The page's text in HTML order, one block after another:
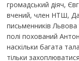
громадський діяч,
вчений, член НТШ,
письменників
полі похований
наскільки багата
тільки